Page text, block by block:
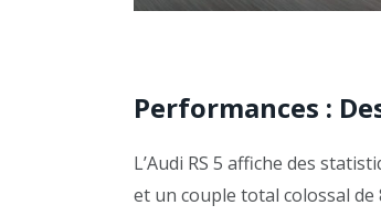
Performances :
L’Audi RS 5 affiche des
et un couple total colossal de